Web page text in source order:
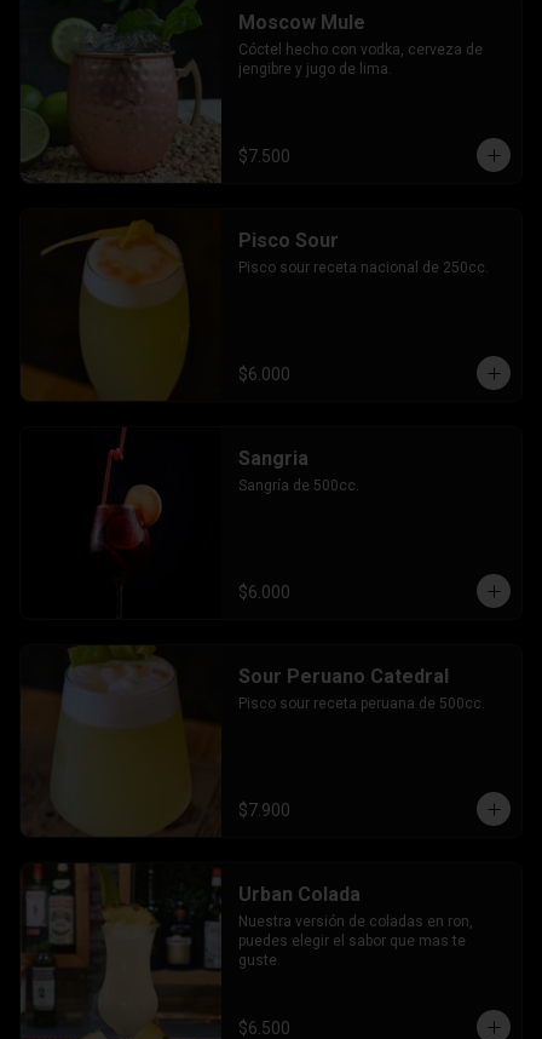
Moscow Mule
Cóctel hecho con vodka, cerveza de
jengibre y jugo de lima.
$7.500
Pisco Sour
Pisco sour receta nacional de 250cc.
$6.000
Sangria
Sangría de 500cc.
$6.000
Sour Peruano Catedral
Pisco sour receta peruana de 500cc.
$7.900
Urban Colada
Nuestra versión de coladas en ron,
puedes elegir el sabor que mas te
guste.
$6.500